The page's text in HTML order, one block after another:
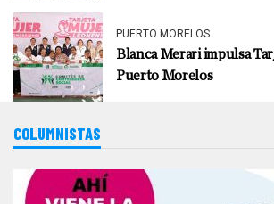
PUERTO MORELOS
Blanca Merari impulsa
Puerto Morelos
COLUMNISTAS